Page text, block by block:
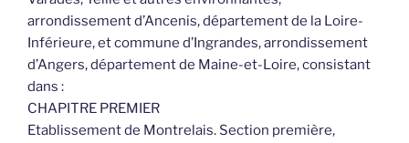
arrondissement d’Ancenis, département de la Loire-
Inférieure, et commune d’Ingrandes, arrondissement
d’Angers, département de Maine-et-Loire, consistant
dans :
CHAPITRE PREMIER
Etablissement de Montrelais. Section première,